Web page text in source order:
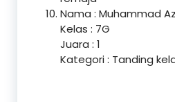
Nama : Muhammad
Kelas : 7G
Juara : 1
Kategori : Tanding